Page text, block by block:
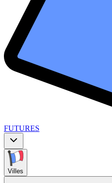
FUTURES
Villes